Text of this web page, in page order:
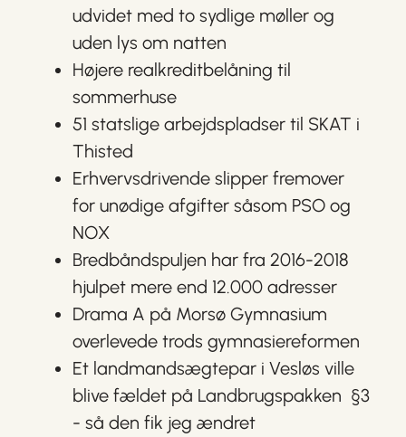
udvidet med to sydlige møller og
uden lys om natten
Højere realkreditbelåning til
sommerhuse
51 statslige arbejdspladser til SKAT i
Thisted
Erhvervsdrivende slipper fremover
for unødige afgifter såsom PSO og
NOX
Bredbåndspuljen har fra 2016-2018
hjulpet mere end 12.000 adresser
Drama A på Morsø Gymnasium
overlevede trods gymnasiereformen
Et landmandsægtepar i Vesløs ville
blive fældet på Landbrugspakken §3
- så den fik jeg ændret